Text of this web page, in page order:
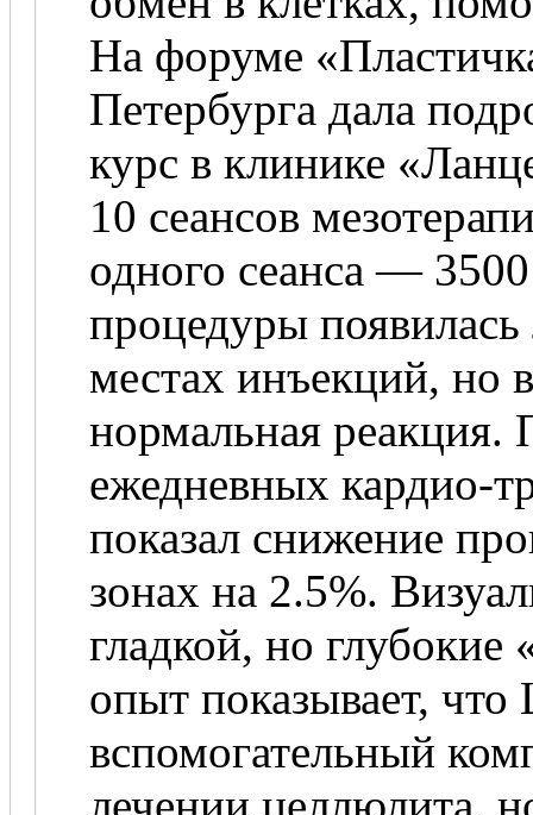
На форуме
Петербурга дала
курс в клинике
10 сеансов
одного сеанса —
процедуры появилась
местах инъекций, но
нормальная реакция.
ежедневных кардио-
показал снижение
зонах на 2.5%.
гладкой, но глубокие
опыт показывает,
вспомогательный
лечении целлюлита,